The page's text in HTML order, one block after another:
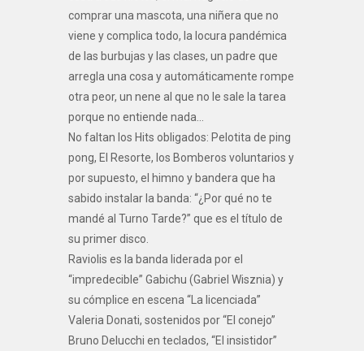
comprar una mascota, una niñera que no
viene y complica todo, la locura pandémica
de las burbujas y las clases, un padre que
arregla una cosa y automáticamente rompe
otra peor, un nene al que no le sale la tarea
porque no entiende nada…
No faltan los Hits obligados: Pelotita de ping
pong, El Resorte, los Bomberos voluntarios y
por supuesto, el himno y bandera que ha
sabido instalar la banda: “¿Por qué no te
mandé al Turno Tarde?” que es el título de
su primer disco.
Raviolis es la banda liderada por el
“impredecible” Gabichu (Gabriel Wisznia) y
su cómplice en escena “La licenciada”
Valeria Donati, sostenidos por “El conejo”
Bruno Delucchi en teclados, “El insistidor”